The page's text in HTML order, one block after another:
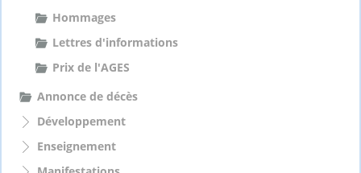
Hommages
Lettres d'informations
Prix de l'AGES
Annonce de décès
Développement
Enseignement